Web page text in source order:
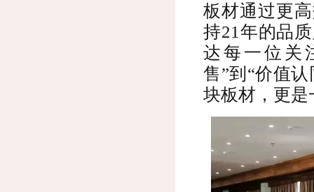
板材通过更
持21年的品
达每一位关
售”到“价值
块板材，更